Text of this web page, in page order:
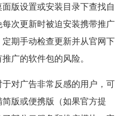
面版设置或安装目录下查找自
次更新时被迫安装携带推广
期手动检查更新并从官网下
广的软件包的风险。
于对广告非常反感的用户，可
版或便携版（如果官方提